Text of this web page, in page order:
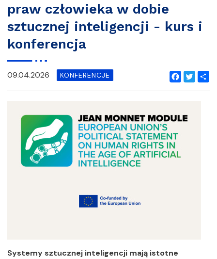
praw człowieka w dobie
sztucznej inteligencji - kurs i
konferencja
Facebook
Twitter
09.04.2026 KONFERENCJE
Systemy sztucznej inteligencji mają istotne